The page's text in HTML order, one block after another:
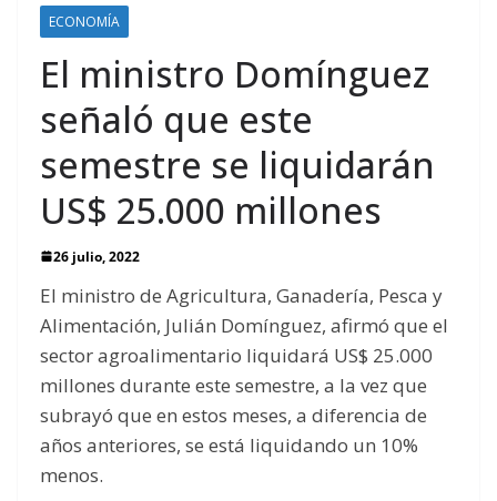
ECONOMÍA
El ministro Domínguez
señaló que este
semestre se liquidarán
US$ 25.000 millones
26 julio, 2022
El ministro de Agricultura, Ganadería, Pesca y
Alimentación, Julián Domínguez, afirmó que el
sector agroalimentario liquidará US$ 25.000
millones durante este semestre, a la vez que
subrayó que en estos meses, a diferencia de
años anteriores, se está liquidando un 10%
menos.